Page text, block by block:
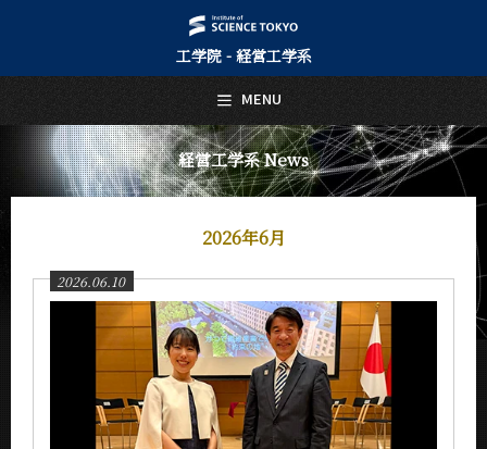
工学院 - 経営工学系
経営工学系 News
2026年6月
2026.06.10
MENU
日本語 English
トップページ
Top Page
経営工学系について
About Us
教員・研究室
Faculty and Laboratories
入学案内
Admissions